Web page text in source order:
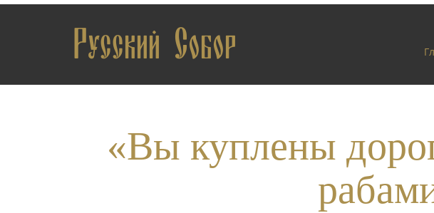
Русский Собор
«Вы куплены